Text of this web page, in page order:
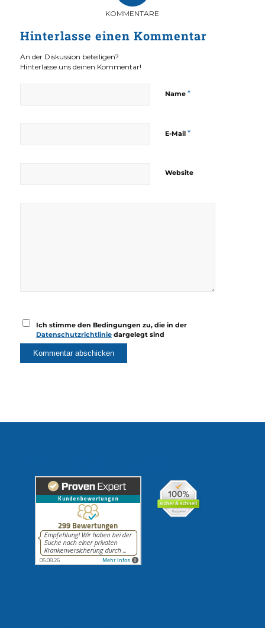
KOMMENTARE
Hinterlasse einen Kommentar
An der Diskussion beteiligen?
Hinterlasse uns deinen Kommentar!
Name *
E-Mail *
Website
Ich stimme den Bedingungen zu, die in der
Datenschutzrichtlinie dargelegt sind